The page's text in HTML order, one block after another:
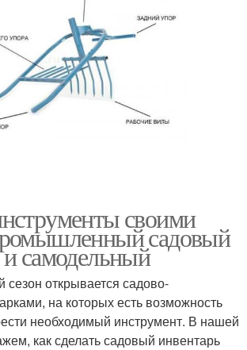
своими
садовый
самодельный
открывается садово-
на которых есть возможность
необходимый инструмент. В нашей
как сделать садовый инвентарь